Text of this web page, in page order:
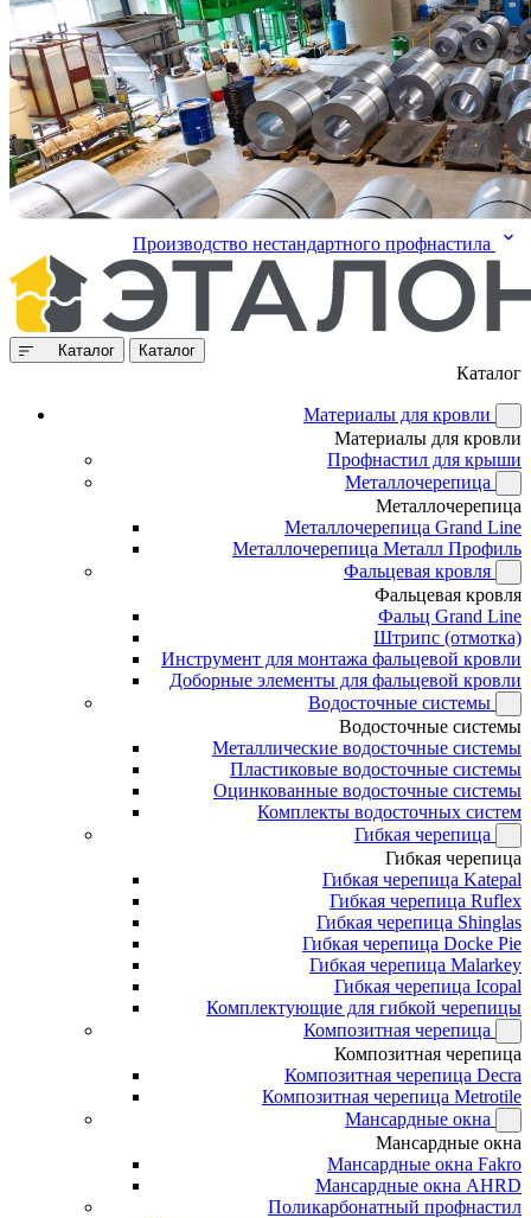
Производство нестандартного профнастила
Каталог Каталог
Каталог
Материалы для кровли
Материалы для кровли
Профнастил для крыши
Металлочерепица
Металлочерепица
Металлочерепица Grand Line
Металлочерепица Металл Профиль
Фальцевая кровля
Фальцевая кровля
Фальц Grand Line
Штрипс (отмотка)
Инструмент для монтажа фальцевой кровли
Доборные элементы для фальцевой кровли
Водосточные системы
Водосточные системы
Металлические водосточные системы
Пластиковые водосточные системы
Оцинкованные водосточные системы
Комплекты водосточных систем
Гибкая черепица
Гибкая черепица
Гибкая черепица Katepal
Гибкая черепица Ruflex
Гибкая черепица Shinglas
Гибкая черепица Docke Pie
Гибкая черепица Malarkey
Гибкая черепица Icopal
Комплектующие для гибкой черепицы
Композитная черепица
Композитная черепица
Композитная черепица Decra
Композитная черепица Metrotile
Мансардные окна
Мансардные окна
Мансардные окна Fakro
Мансардные окна AHRD
Поликарбонатный профнастил